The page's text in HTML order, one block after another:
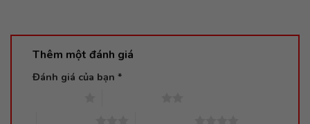
Thêm một đánh giá
Đánh giá của bạn *